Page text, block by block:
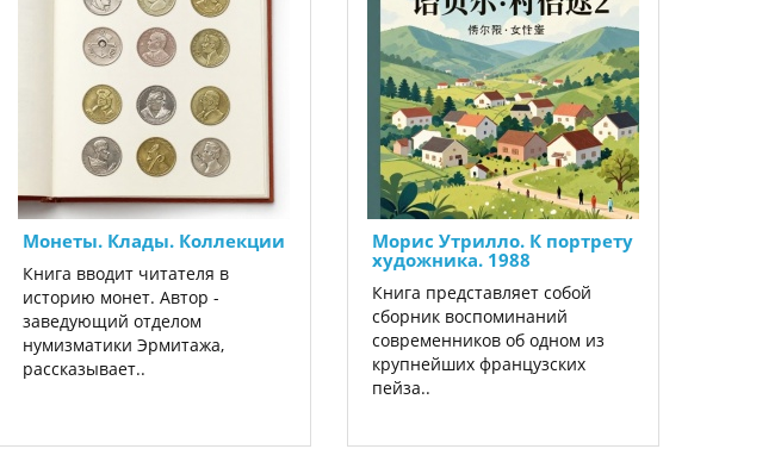
Монеты. Клады. Коллекции
Книга вводит читателя в
историю монет. Автор -
заведующий отделом
нумизматики Эрмитажа,
рассказывает..
Морис Утрилло. К портрету
художника. 1988
Книга представляет собой
сборник воспоминаний
современников об одном из
крупнейших французских
пейза..